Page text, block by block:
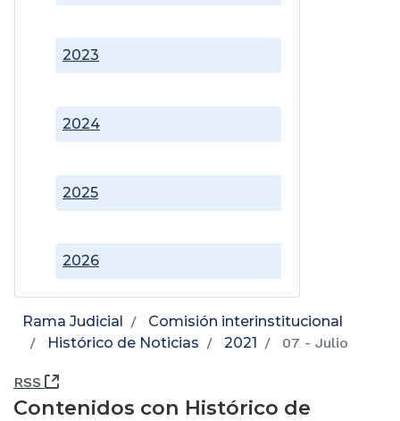
2023
2024
2025
2026
Rama Judicial
Comisión interinstitucional
Histórico de Noticias
2021 07 - Julio
RSS (Abre una nueva ventana)
Contenidos con Histórico de